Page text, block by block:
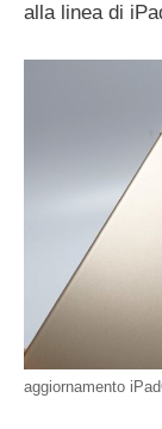
alla linea di
aggiornamento